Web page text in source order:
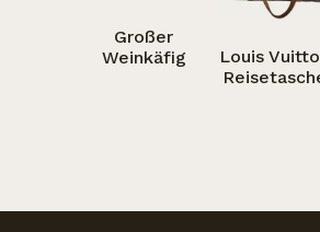
Großer
Weinkäfig
Louis